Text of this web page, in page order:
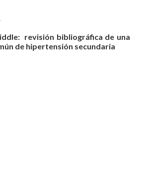
revisión bibliográfica de una
de hipertensión secundaria